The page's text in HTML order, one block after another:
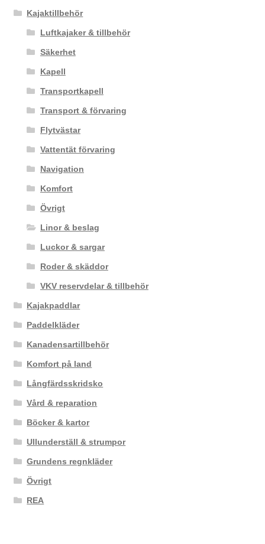
Kajaktillbehör
Luftkajaker & tillbehör
Säkerhet
Kapell
Transportkapell
Transport & förvaring
Flytvästar
Vattentät förvaring
Navigation
Komfort
Övrigt
Linor & beslag
Luckor & sargar
Roder & skäddor
VKV reservdelar & tillbehör
Kajakpaddlar
Paddelkläder
Kanadensartillbehör
Komfort på land
Långfärdsskridsko
Vård & reparation
Böcker & kartor
Ullunderställ & strumpor
Grundens regnkläder
Övrigt
REA